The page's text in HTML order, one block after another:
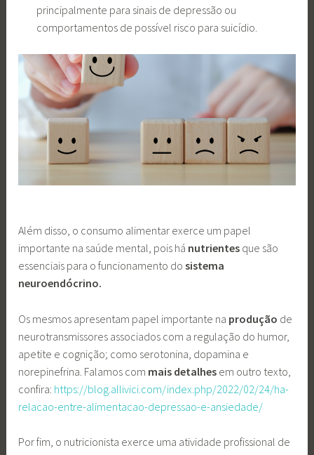
principalmente para sinais de depressão ou
comportamentos de possível risco para suicídio.
Além disso, o consumo alimentar exerce um papel
importante na saúde mental, pois há nutrientes que são
essenciais para o funcionamento dosistema
neuroendócrino.
Os mesmos apresentam papel importante na produção de
neurotransmissores associados com a regulação do humor,
apetite e cognição; como serotonina, dopamina e
norepinefrina. Falamos com mais detalhes em outro texto,
confira: https://blog.allivici.com/index.php/2022/02/24/ha-
relacao-entre-alimentacao-depressao-e-ansiedade/
Por fim, o nutricionista exerce uma atividade profissional de